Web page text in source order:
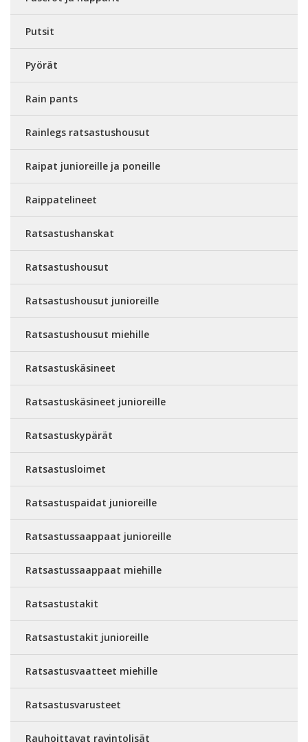
Putsit
Pyörät
Rain pants
Rainlegs ratsastushousut
Raipat junioreille ja poneille
Raippatelineet
Ratsastushanskat
Ratsastushousut
Ratsastushousut junioreille
Ratsastushousut miehille
Ratsastuskäsineet
Ratsastuskäsineet junioreille
Ratsastuskypärät
Ratsastusloimet
Ratsastuspaidat junioreille
Ratsastussaappaat junioreille
Ratsastussaappaat miehille
Ratsastustakit
Ratsastustakit junioreille
Ratsastusvaatteet miehille
Ratsastusvarusteet
Rauhoittavat ravintolisät